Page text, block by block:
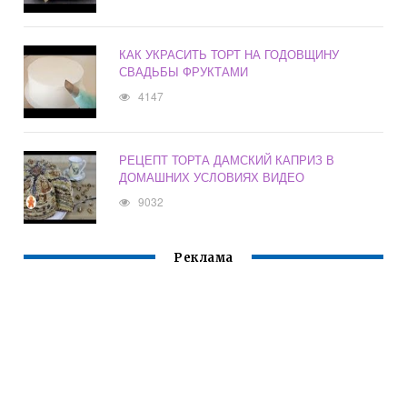
КАК УКРАСИТЬ ТОРТ НА ГОДОВЩИНУ
СВАДЬБЫ ФРУКТАМИ
4147
РЕЦЕПТ ТОРТА ДАМСКИЙ КАПРИЗ В
ДОМАШНИХ УСЛОВИЯХ ВИДЕО
9032
Реклама